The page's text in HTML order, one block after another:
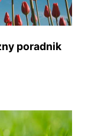
poradnik